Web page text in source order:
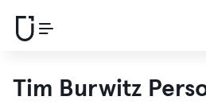
Tim Burwitz